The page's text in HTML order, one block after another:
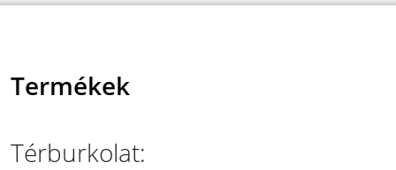
Termékek
Térburkolat: